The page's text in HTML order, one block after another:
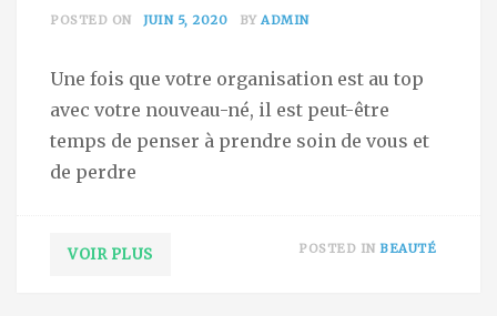
POSTED ON JUIN 5, 2020 BY ADMIN
Une fois que votre organisation est au top
avec votre nouveau-né, il est peut-être
temps de penser à prendre soin de vous et
de perdre
VOIR PLUS POSTED IN BEAUTÉ